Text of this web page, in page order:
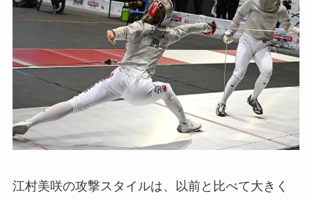
江村美咲の攻撃スタイルは、以前と比べて大きく